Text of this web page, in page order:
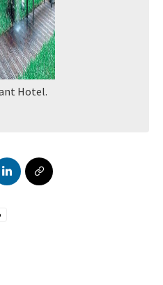
Hotel.